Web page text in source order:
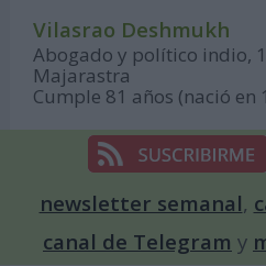
Vilasrao Deshmukh
Abogado y político indio,
Majarastra
Cumple 81 años (nació en
Olga Bisera
Actriz y periodista italiana
Nury Flores
Actriz venezolana
newsletter semanal,
canal de Telegram y